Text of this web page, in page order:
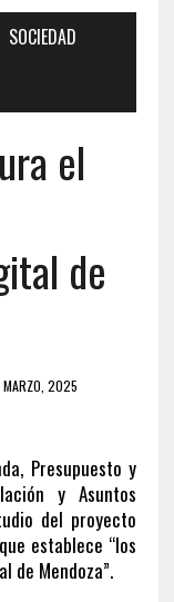
SOCIEDAD
el
de
MARZO, 2025
Presupuesto y
y Asuntos
del proyecto
establece “los
de Mendoza”.